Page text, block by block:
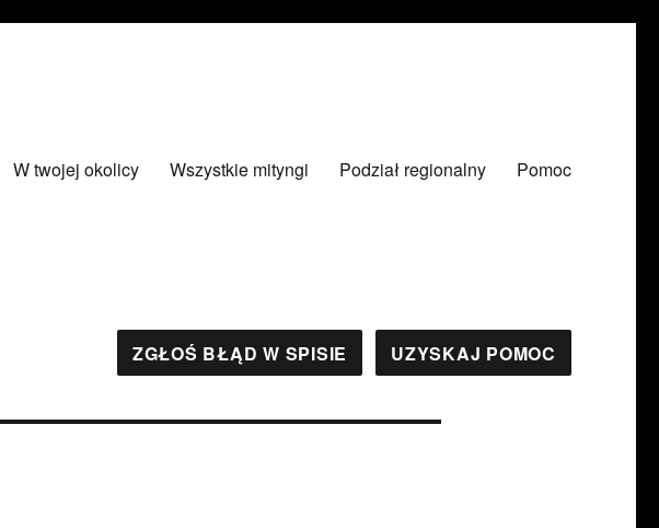
W twojej okolicy Wszystkie mityngi Podział regionalny Pomoc
ZGŁOŚ BŁĄD W SPISIE UZYSKAJ POMOC